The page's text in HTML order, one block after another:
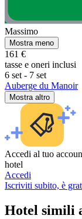
Massimo
Mostra meno
161 €
tasse e oneri inclusi
6 set - 7 set
Auberge du Manoir
Mostra altro
Accedi al tuo
hotel
Accedi
Iscriviti subito, è
Hotel simili